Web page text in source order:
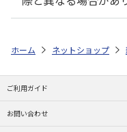
ホーム ネットショップ
ご利用ガイド
お問い合わせ